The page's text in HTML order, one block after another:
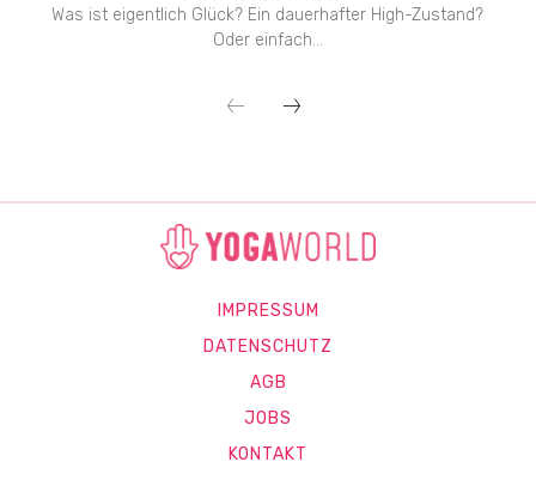
Was ist eigentlich Glück? Ein dauerhafter High-Zustand?
Oder einfach...
IMPRESSUM
DATENSCHUTZ
AGB
JOBS
KONTAKT